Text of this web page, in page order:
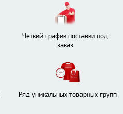
Четкий график поставки под
заказ
Ряд уникальных товарных групп